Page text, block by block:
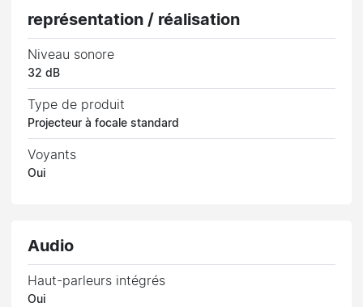
représentation / réalisation
Niveau sonore
32 dB
Type de produit
Projecteur à focale standard
Voyants
Oui
Audio
Haut-parleurs intégrés
Oui